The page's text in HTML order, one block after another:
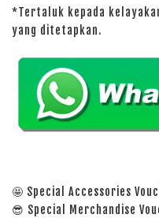
*Tertaluk kepada
yang ditetapkan.
🤩 Special Accessories
😎 Special Merchandise